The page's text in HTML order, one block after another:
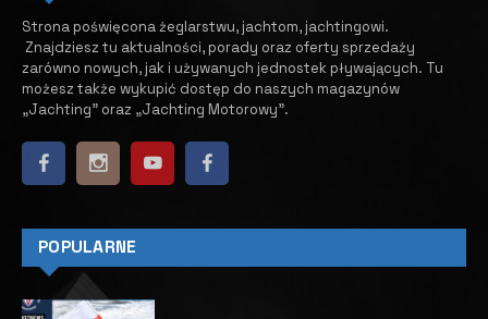
dystansie
19 LIPCA, 2024